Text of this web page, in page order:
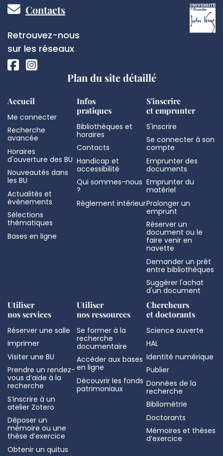
Pied
de
page
Contacts
Réseaux
sociaux
Retrouvez-nous
sur les réseaux
Plan du site détaillé
Accueil
Me connecter
Recherche
avancée
Horaires
d'ouverture des BU
Nouveautés dans
les BU
Actualités et
évènements
Sélections
thématiques
Bases en ligne
Infos
pratiques
Bibliothèques et
horaires
Contacts
Handicap et
accessibilité
Qui sommes-nous
?
Règlement intérieur
S'inscrire
et emprunter
S'inscrire
Se connecter à son
compte
Emprunter des
documents
Emprunter du
matériel
Prolonger un
emprunt
Réserver un
document ou le
faire venir en
navette
Demander un prêt
entre bibliothèques
Suggérer l'achat
d'un document
Utiliser
nos services
Réserver une salle
Imprimer
Visiter une BU
Prendre un rendez-
vous d’aide à la
recherche
S’inscrire à un
atelier Zotero
Déposer un
mémoire ou une
thèse d’exercice
Obtenir un quitus
Utiliser
nos ressources
Se former à la
recherche
documentaire
Accéder aux bases
en ligne
Découvrir les fonds
patrimoniaux
Chercheurs
et doctorants
Science ouverte
HAL
Identité numérique
Publier
Données de la
recherche
Bibliométrie
Doctorants
Mémoires et thèses
d’exercice